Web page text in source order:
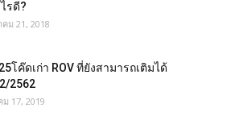
รดี?
ม 21, 2018
โค๊ดเก่า ROV ที่ยังสามารถเติมได้
2562
17, 2019